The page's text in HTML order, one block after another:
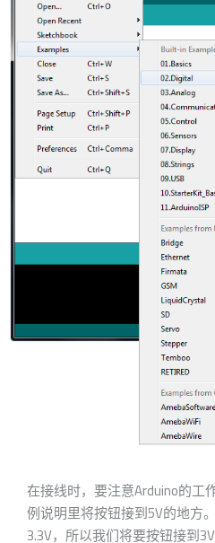
在接线时，要注意Arduino的工
例说明里将按钮接到5V的地方
3.3V，所以我们将要按钮接到